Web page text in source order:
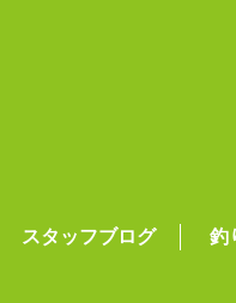
スタッフブログ 釣